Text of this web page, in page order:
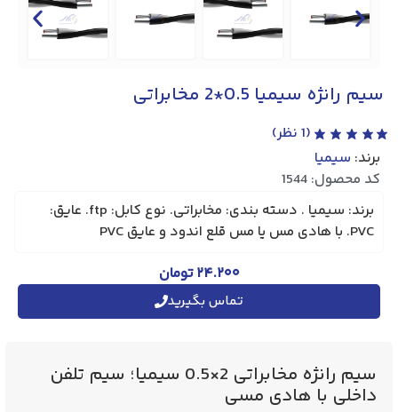
سیم رانژه سیمیا 0.5*2 مخابراتی
(
1 نظر)
برند: سیمیا
کد محصول: 1544
برند: سیمیا . دسته بندی: مخابراتی. نوع کابل: ftp. عایق:
PVC. با هادی مس یا مس قلع اندود و عایق PVC
۲۴.۲۰۰تومان
تماس بگیرید
سیم رانژه مخابراتی 2×0.5 سیمیا؛ سیم تلفن
داخلی با هادی مسی